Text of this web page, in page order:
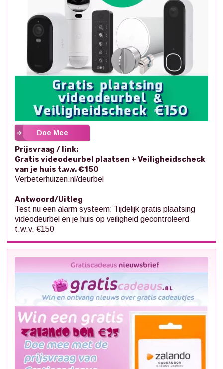
Doe Mee
Prijsvraag / link:
Gratis videodeurbel plaatsen + Veiligheidscheck
van je huis t.w.v. €150
Verbeterhuizen.nl/deurbel
Antwoord/Uitleg
Test nu een alarm systeem: Tijdelijk gratis plaatsing
videodeurbel en je huis op veiligheid gecontroleerd
t.w.v. €150